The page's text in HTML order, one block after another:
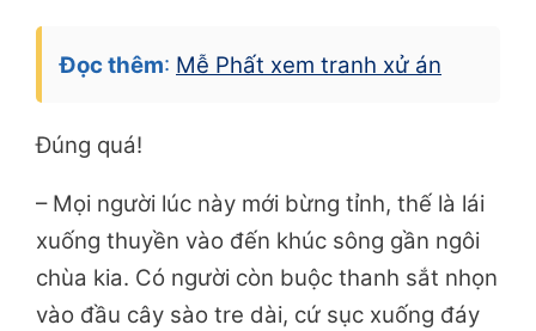
Đọc thêm: Mễ Phất xem tranh xử án
Đúng quá!
– Mọi người lúc này mới bừng tỉnh, thế là lái
xuống thuyền vào đến khúc sông gần ngôi
chùa kia. Có người còn buộc thanh sắt nhọn
vào đầu cây sào tre dài, cứ sục xuống đáy